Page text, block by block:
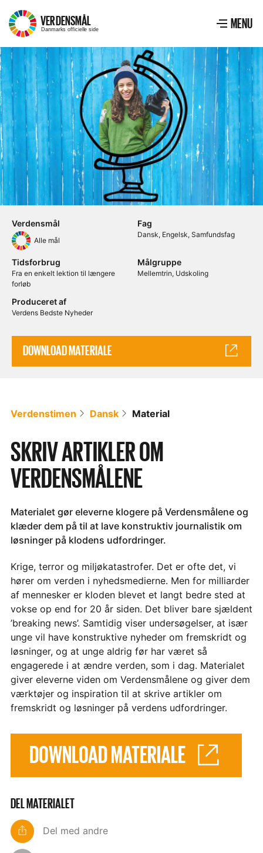
VERDENSMÅL
–
Danmarks officielle side VIS
MENU
Menu
DOWNLOAD MATERIALE
Verdensmål
Alle mål
Fag
Dansk Engelsk Samfundsfag
Tidsforbrug
Fra en enkelt lektion til længere
forløb
Målgruppe
Mellemtrin Udskoling
Produceret af
Verdens Bedste Nyheder
Verdenstimen Dansk Material
SKRIV ARTIKLER OM
VERDENSMÅLENE
Materialet gør eleverne klogere på Verdensmålene og
klæder dem på til at lave konstruktiv journalistik om
løsninger på klodens udfordringer.
Krige, terror og miljøkatastrofer. Det er ofte det, vi
hører om verden i nyhedsmedierne. Men for milliarder
af mennesker er kloden blevet et langt bedre sted at
vokse op end for 20 år siden. Det bliver bare sjældent
’breaking news’. Samtidig viser undersøgelser, at især
unge vil have konstruktive nyheder om fremskridt og
løsninger, og at unge aldrig før har været så
engagerede i at ændre verden, som i dag. Materialet
giver eleverne viden om Verdensmålene og giver dem
værktøjer og inspiration til at skrive artikler om
fremskridt og løsninger på verdens udfordringer.
DOWNLOAD MATERIALE
DEL MATERIALET
Del med andre